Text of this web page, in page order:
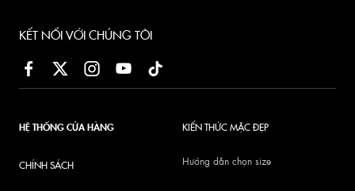
KẾT NỐI VỚI CHÚNG TÔI
HỆ THỐNG CỬA HÀNG
CHÍNH SÁCH
KIẾN THỨC MẶC ĐẸP
Hướng dẫn chọn size